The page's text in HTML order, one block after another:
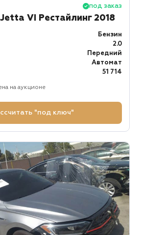
под заказ
VI Рестайлинг 2018
Бензин
2.0
Передний
Автомат
51 714
на аукционе
"под ключ"